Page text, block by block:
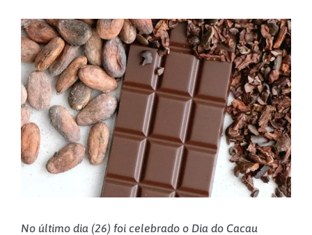
View
Larger
Image
No último dia (26) foi celebrado o Dia do Cacau